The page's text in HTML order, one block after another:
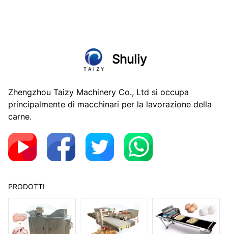
Shuliy
Zhengzhou Taizy Machinery Co., Ltd si occupa
principalmente di macchinari per la lavorazione della
carne.
PRODOTTI